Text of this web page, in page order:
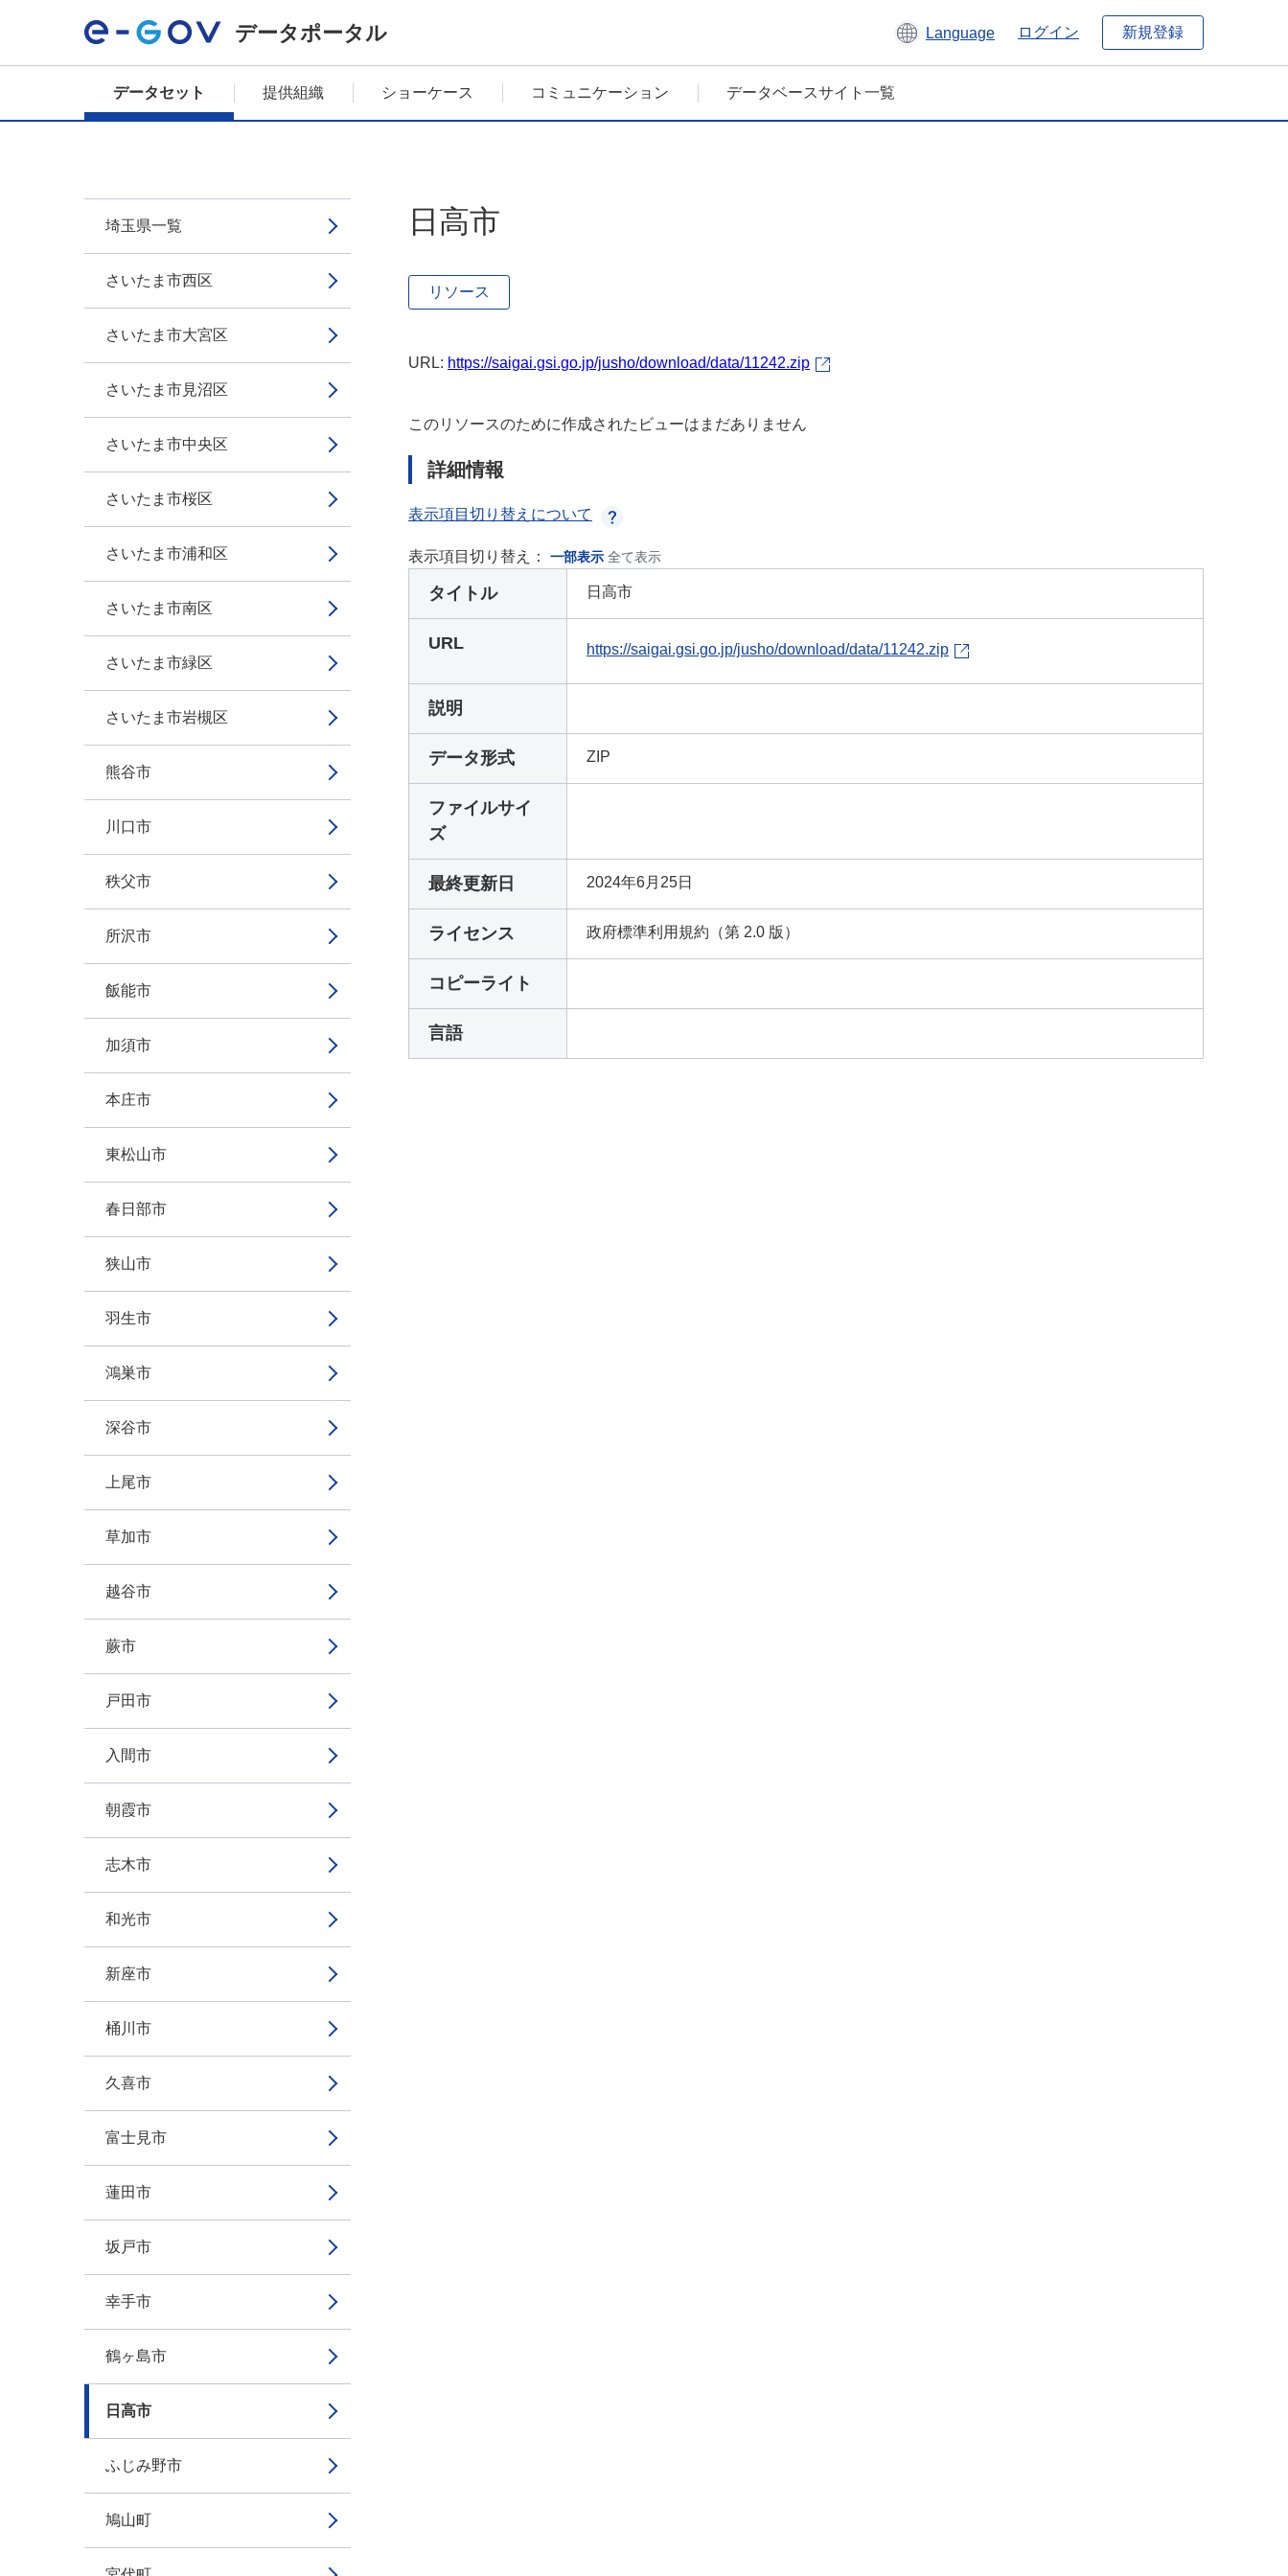
データポータル Language ログイン 新規登録
データセット 提供組織 ショーケース コミュニケーション データベースサイト一覧
埼玉県一覧
さいたま市西区
さいたま市大宮区
さいたま市見沼区
さいたま市中央区
さいたま市桜区
さいたま市浦和区
さいたま市南区
さいたま市緑区
さいたま市岩槻区
熊谷市
川口市
秩父市
所沢市
飯能市
加須市
本庄市
東松山市
春日部市
狭山市
羽生市
鴻巣市
深谷市
上尾市
草加市
越谷市
蕨市
戸田市
入間市
朝霞市
志木市
和光市
新座市
桶川市
久喜市
富士見市
蓮田市
坂戸市
幸手市
鶴ヶ島市
日高市
ふじみ野市
鳩山町
日高市
リソース
URL: https://saigai.gsi.go.jp/jusho/download/data/11242.zip
このリソースのために作成されたビューはまだありません
詳細情報
表示項目切り替えについて
表示項目切り替え： 一部表示 全て表示
タイトル 日高市
URL https://saigai.gsi.go.jp/jusho/download/data/11242.zip
説明
データ形式 ZIP
ファイルサイ
ズ
最終更新日 2024年6月25日
ライセンス 政府標準利用規約（第 2.0 版）
コピーライト
言語